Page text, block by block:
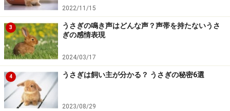
うさぎの秘密5. トイレを覚える
うさぎは、縄張りの四隅に排泄をして、自分の陣地を主
張します。一番使っている場所に（うさぎ用）トイレを
置けば、きちんとトイレに乗って、排泄してくれます。
個々に性格もありますから、みんながみんなというわけ
にはいきませんが、たいていのうさぎは、トイレを上手
2022/11/15
3
うさぎの鳴き声はどんな声？声帯を持たないうさ
ぎの感情表現
2024/03/17
4 うさぎは飼い主が分かる？ うさぎの秘密6選
2023/08/29